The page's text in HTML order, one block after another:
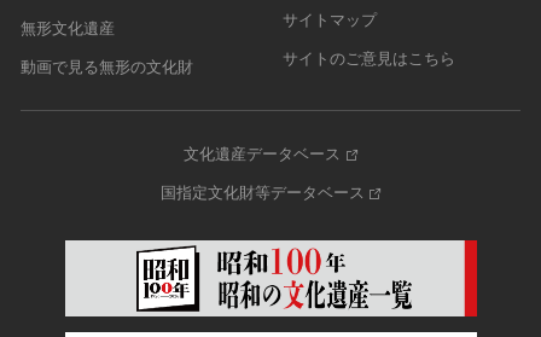
無形文化遺産
動画で見る無形の文化財
サイトマップ
サイトのご意見はこちら
文化遺産データベース
国指定文化財等データベース